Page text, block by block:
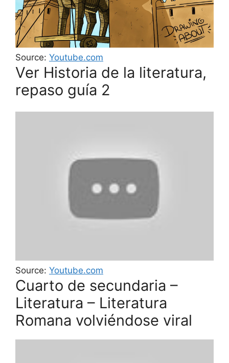
Source: Youtube.com
Ver Historia de la literatura,
repaso guía 2
Source: Youtube.com
Cuarto de secundaria –
Literatura – Literatura
Romana volviéndose viral